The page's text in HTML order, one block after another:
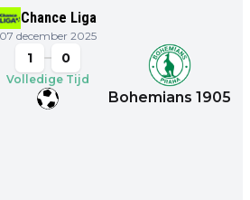
Chance Liga
07 december 2025
1 0
Volledige Tijd
Bohemians 1905